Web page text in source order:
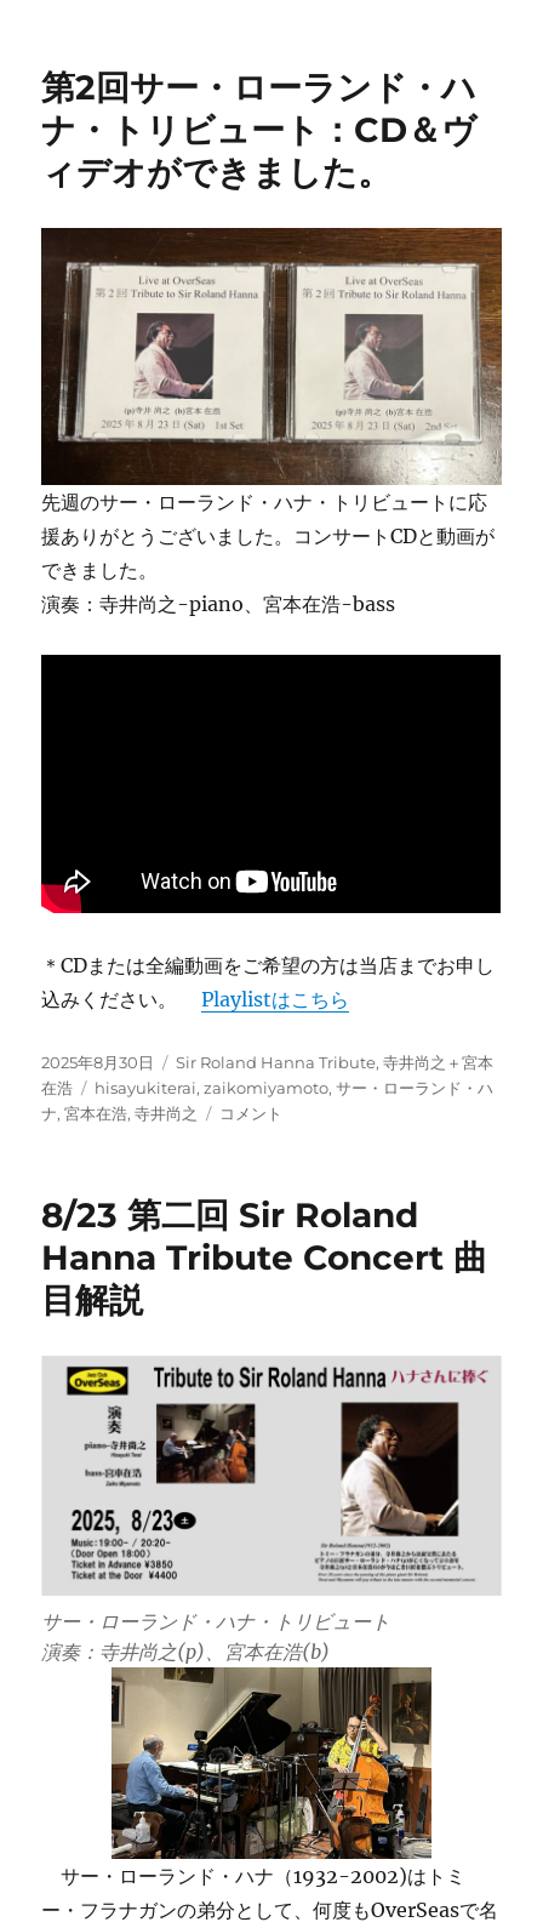
回
ー・
ロ
ー
ン
ド・
ハ
ナ・
ビ
ュ
ー
ト
9/19(土)
催
ま
第2回サー・ローランド・ハ
ナ・トリビュート：CD＆ヴ
ィデオができました。
先週のサー・ローランド・ハナ・トリビュートに応
援ありがとうございました。コンサートCDと動画が
できました。
演奏：寺井尚之-piano、宮本在浩-bass
＊CDまたは全編動画をご希望の方は当店までお申し
込みください。Playlistはこちら
投
稿
日:
2025年8月30日
カ
テ
ゴ
Sir Roland Hanna Tribute,寺井尚之＋宮本
在浩
タ
グ
hisayukiterai,zaikomiyamoto,サー・ローランド・ハ
ナ,宮本在浩,寺井尚之
第
ー・
ー
ハ
ナ・
ト
リ
ビ
＆
ヴ
ィ
デ
オ
が
で
き
ま
し
た。
に
コメント
8/23 第二回 Sir Roland
Hanna Tribute Concert 曲
目解説
サー・ローランド・ハナ・トリビュート
演奏：寺井尚之(p)、宮本在浩(b)
サー・ローランド・ハナ（1932-2002)はトミ
ー・フラナガンの弟分として、何度もOverSeasで名